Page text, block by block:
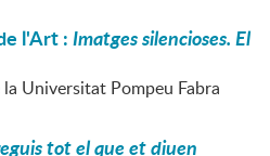
l'Art :Imatges silencioses. El
Universitat Pompeu Fabra
tot el que et diuen